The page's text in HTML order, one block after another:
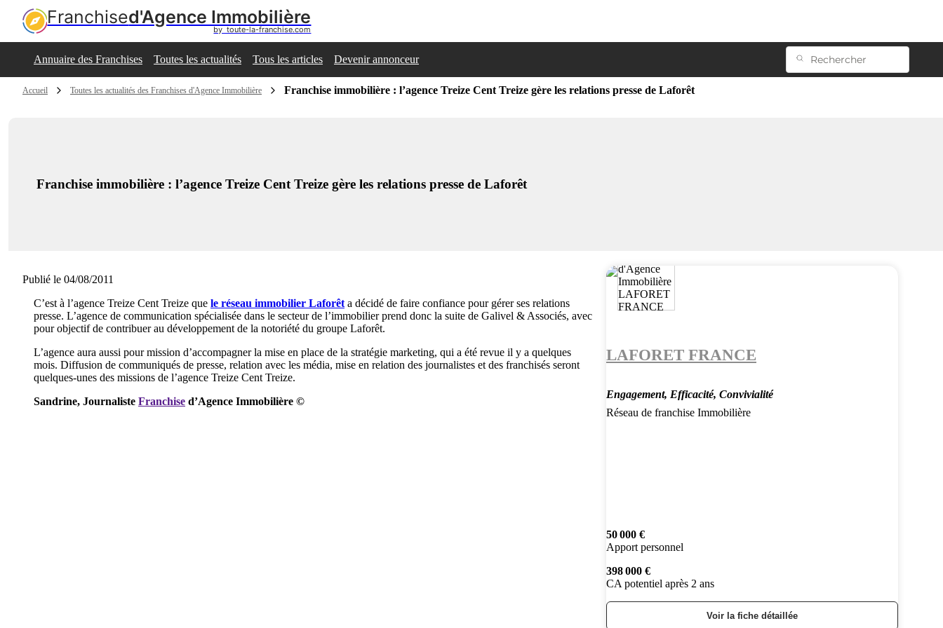
Franchised'Agence Immobilière
by  toute-la-franchise.com
Annuaire des Franchises Toutes les actualités Tous les articles Devenir annonceur
Accueil Toutes les actualités des Franchises d'Agence Immobilière Franchise immobilière : l’agence Treize Cent Treize gère les relations presse de Laforêt
Franchise immobilière : l’agence Treize Cent Treize gère les relations presse de Laforêt
Publié le 04/08/2011
C’est à l’agence Treize Cent Treize que le réseau immobilier Laforêt a décidé de faire confiance pour gérer ses relations
presse. L’agence de communication spécialisée dans le secteur de l’immobilier prend donc la suite de Galivel & Associés, avec
pour objectif de contribuer au développement de la notoriété du groupe Laforêt.
L’agence aura aussi pour mission d’accompagner la mise en place de la stratégie marketing, qui a été revue il y a quelques
mois. Diffusion de communiqués de presse, relation avec les média, mise en relation des journalistes et des franchisés seront
quelques-unes des missions de l’agence Treize Cent Treize.
Sandrine, Journaliste Franchise d’Agence Immobilière ©
LAFORET FRANCE
Engagement, Efficacité, Convivialité
Réseau de franchise Immobilière
50 000 €
Apport personnel
398 000 €
CA potentiel après 2 ans
Voir la fiche détaillée